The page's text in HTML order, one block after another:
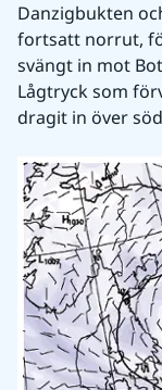
Danzigbukten
fortsatt norrut,
svängt in mot
Lågtryck som
dragit in över